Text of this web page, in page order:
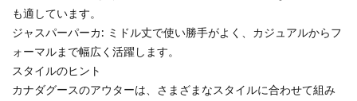
も適しています。
ジャスパーパーカ: ミドル丈で使い勝手がよく、カジュアルからフ
ォーマルまで幅広く活躍します。
スタイルのヒント
カナダグースのアウターは、さまざまなスタイルに合わせて組み